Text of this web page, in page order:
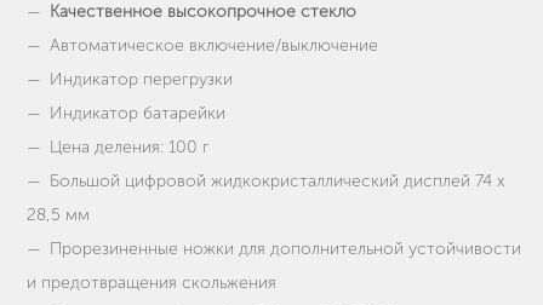
Качественное высокопрочное стекло
Автоматическое включение/выключение
Индикатор перегрузки
Индикатор батарейки
Цена деления: 100 г
Большой цифровой жидкокристаллический дисплей 74 х
28,5 мм
Прорезиненные ножки для дополнительной устойчивости
и предотвращения скольжения